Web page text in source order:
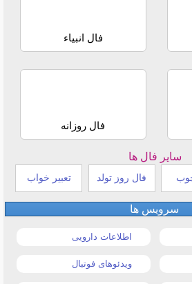
فال انبیاء
فال روزانه
سایر فال ها
فال روز تولد تعبیر خواب
سرویس ها
اطلاعات دارویی
ویدئوهای فوتبال